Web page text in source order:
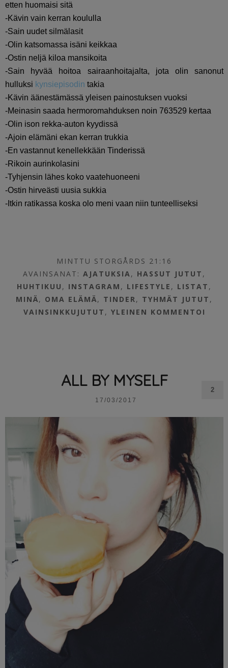
etten huomaisi sitä
-Kävin vain kerran koululla
-Sain uudet silmälasit
-Olin katsomassa isäni keikkaa
-Ostin neljä kiloa mansikoita
-Sain hyvää hoitoa sairaanhoitajalta, jota olin sanonut
hulluksi kynsiepisodin takia
-Kävin äänestämässä yleisen painostuksen vuoksi
-Meinasin saada hermoromahduksen noin 763529 kertaa
-Olin ison rekka-auton kyydissä
-Ajoin elämäni ekan kerran trukkia
-En vastannut kenellekkään Tinderissä
-Rikoin aurinkolasini
-Tyhjensin lähes koko vaatehuoneeni
-Ostin hirveästi uusia sukkia
-Itkin ratikassa koska olo meni vaan niin tunteelliseksi
MINTTU STORGÅRDS 21:16
AVAINSANAT:AJATUKSIA, HASSUT JUTUT ,
HUHTIKUU , INSTAGRAM , LIFESTYLE , LISTAT ,
MINÄ, OMA ELÄMÄ, TINDER, TYHMÄT JUTUT ,
VAINSINKKUJUTUT , YLEINEN KOMMENTOI
ALL BY MYSELF
17/03/2017
2